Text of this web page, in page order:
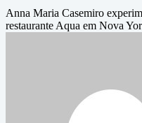
Anna Maria Casemiro
restaurante Aqua em Nova